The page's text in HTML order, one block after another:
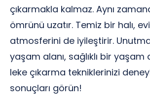
çıkarmakla kalmaz. Aynı
ömrünü uzatır. Temiz bir halı,
atmosferini de iyileştirir.
yaşam alanı, sağlıklı bir yaşam
leke çıkarma tekniklerinizi
sonuçları görün!